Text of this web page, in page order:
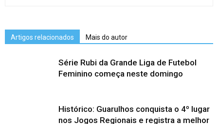
Artigos relacionados Mais do autor
Série Rubi da Grande Liga de Futebol
Feminino começa neste domingo
Histórico: Guarulhos conquista o 4º lugar
nos Jogos Regionais e registra a melhor